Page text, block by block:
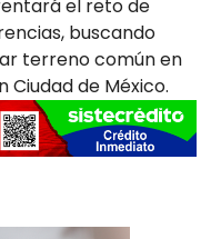
el reto de
buscando
terreno común en
Ciudad de México.